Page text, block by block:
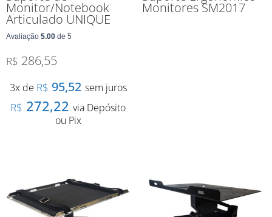
Monitor/Notebook
Articulado UNIQUE
Avaliação 5.00 de 5
R$ 286,55
3x de R$ 95,52 sem juros
R$ 272,22 via Depósito
ou Pix
Monitores SM2017